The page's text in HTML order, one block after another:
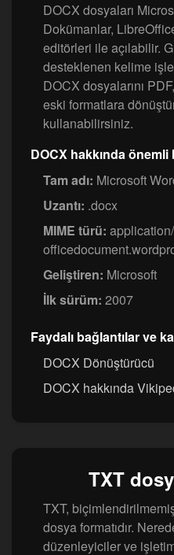
DOCX dosyaları
Dokümanlar,
editörleri ile açılabilir.
desteklenen kelime
DOCX dosyalarını
eski formatlara
kullanabilirsiniz.
DOCX hakkında
Tam adı: Microsoft
Uzantı: .docx
MIME türü:
Geliştiren: Microsoft
İlk sürüm: 2007
Faydalı bağlantılar ve
DOCX Dönüştürücü
DOCX hakkında
TXT
TXT,
dosya formatıdır.
düzenleyiciler ve